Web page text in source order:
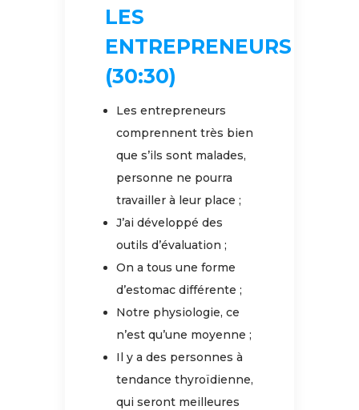
LES
ENTREPRENEURS
(30:30)
Les entrepreneurs
comprennent très bien
que s’ils sont malades,
personne ne pourra
travailler à leur place ;
J’ai développé des
outils d’évaluation ;
On a tous une forme
d’estomac différente ;
Notre physiologie, ce
n’est qu’une moyenne ;
Il y a des personnes à
tendance thyroïdienne,
qui seront meilleures